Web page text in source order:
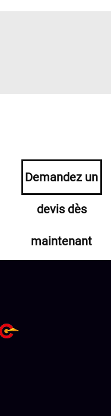
Demandez un
devis dès
maintenant